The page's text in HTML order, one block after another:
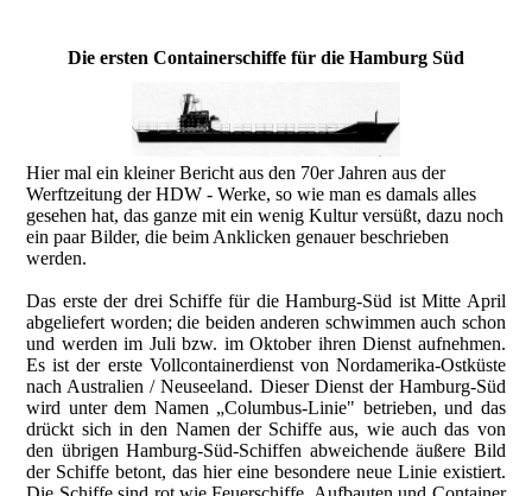
Die ersten Containerschiffe für die Hamburg Süd
Hier mal ein kleiner Bericht aus den 70er Jahren aus der
Werftzeitung der HDW - Werke, so wie man es damals alles
gesehen hat, das ganze mit ein wenig Kultur versüßt, dazu noch
ein paar Bilder, die beim Anklicken genauer beschrieben
werden.
Das erste der drei Schiffe für die Hamburg-Süd ist Mitte April
abgeliefert worden; die beiden anderen schwimmen auch schon
und werden im Juli bzw. im Oktober ihren Dienst aufnehmen.
Es ist der erste Vollcontainerdienst von Nordamerika-Ostküste
nach Australien / Neuseeland. Dieser Dienst der Hamburg-Süd
wird unter dem Namen „Columbus-Linie" betrieben, und das
drückt sich in den Namen der Schiffe aus, wie auch das von
den übrigen Hamburg-Süd-Schiffen abweichende äußere Bild
der Schiffe betont, das hier eine besondere neue Linie existiert.